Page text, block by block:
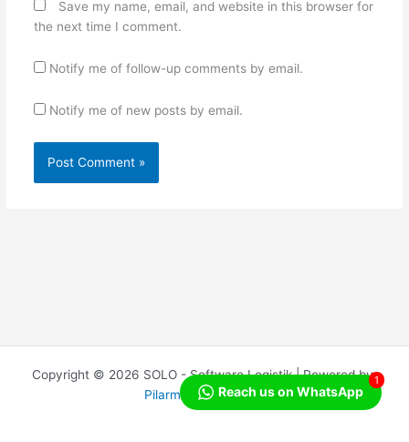
Save my name, email, and website in this browser for
the next time I comment.
Notify me of follow-up comments by email.
Notify me of new posts by email.
Copyright © 2026 SOLO - Software Logistik | Powered by
Pilarmedia IndonesiaReach us on WhatsApp
1